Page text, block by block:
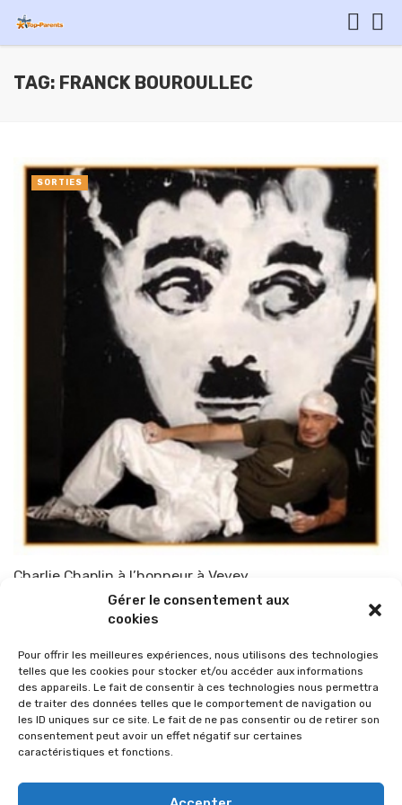
Gérer le consentement aux
cookies
Pour offrir les meilleures expériences, nous utilisons des technologies
telles que les cookies pour stocker et/ou accéder aux informations
des appareils. Le fait de consentir à ces technologies nous permettra
de traiter des données telles que le comportement de navigation ou
les ID uniques sur ce site. Le fait de ne pas consentir ou de retirer son
consentement peut avoir un effet négatif sur certaines
caractéristiques et fonctions.
TAG: FRANCK BOUROULLEC
Charlie Chaplin à l’honneur à Vevey
TOP-PARENTS 10 juin 2010
SORTIES